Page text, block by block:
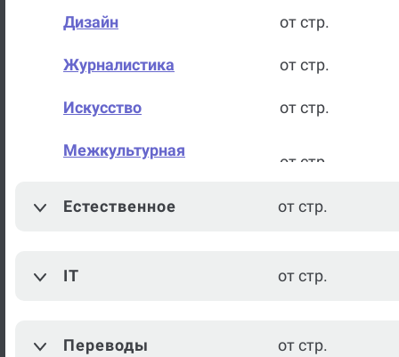
Дизайн от стр.
Журналистика от стр.
Искусство от стр.
Межкультурная
от стр.
История государства и
История государства и
Теория государства и права от стр.
Естественное от стр.
IT от стр.
Переводы от стр.